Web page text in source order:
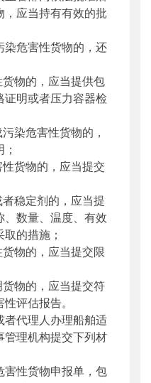
应当持有有效的批
危害性货物的，还
物的，应当提供包
明或者压力容器检
染危害性货物的，
货物的，应当提交
稳定剂的，应当提
数量、温度、有效
的措施；
物的，应当提交限
物的，应当提交符
评估报告。
代理人办理船舶适
理机构提交下列材
性货物申报单，包